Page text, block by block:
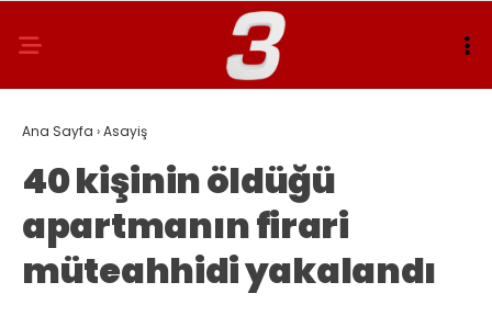
Ana Sayfa ›Asayiş
40 kişinin öldüğü
apartmanın firari
müteahhidi yakalandı